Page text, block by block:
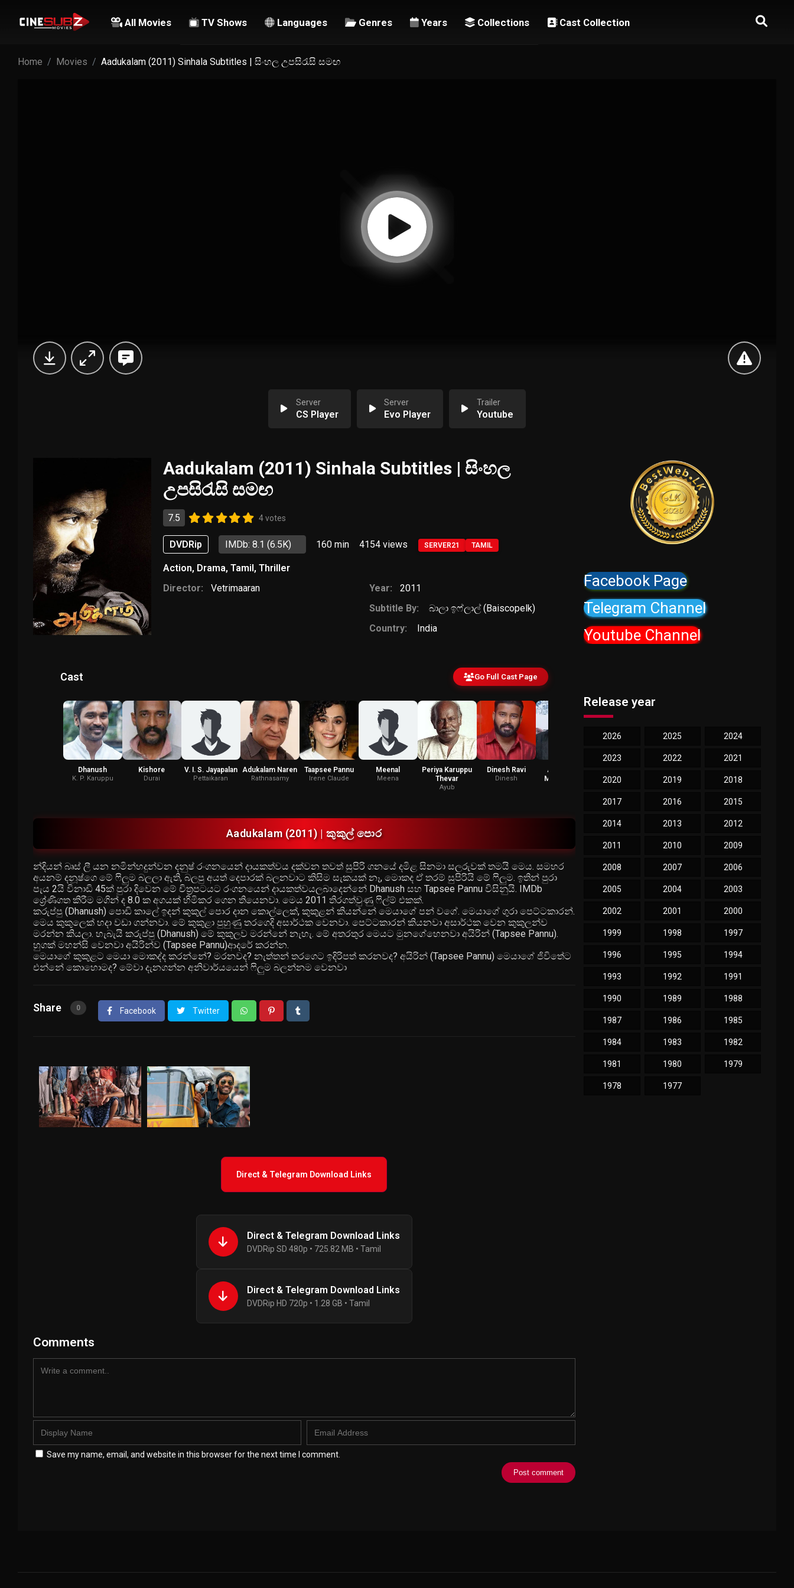
All Movies TV Shows Languages Genres Years Collections Cast Collection
Home Movies Aadukalam (2011) Sinhala Subtitles | සිංහල උපසිරැසි සමඟ
Server
CS Player
Server
Evo Player
Trailer
Youtube
Aadukalam (2011) Sinhala Subtitles | සිංහල
උපසිරැසි සමඟ
7.5 4 votes
DVDRip IMDb: 8.1(6.5K) 160 min 4154 views SERVER21 TAMIL
Action, Drama, Tamil , Thriller
Director:
Vetrimaaran Year:
2011
Subtitle By:
බාලා ඉෆ්ලාල් (Baiscopelk)
Country:
India
Cast Go Full Cast Page
Dhanush
K. P. Karuppu
Kishore
Durai
V. I. S. Jayapalan
Pettaikaran
Adukalam Naren
Rathnasamy
Taapsee Pannu
Irene Claude
Meenal
Meena
Periya Karuppu
Thevar
Ayub
Dinesh Ravi
Dinesh
Aadukalam
Murugadoss
Nicholas
Aadukalam (2011) | කුකුල් පොර
න්දියන් බෘස් ලී යන නමින්හදුන්වන දනුෂ් රංගනයෙන් දායකත්වය දක්වන තවත් සුපිරි ගනයේ දමිළ සිනමා සලරුවක් තමයි මෙය. සමහර
අයනම් දනූෂ්ගෙ මේ ෆිලුම බලලා ඇති, බලපු අයත් දෙපාරක් බලනවාට කිසිම සැකයක් නෑ, මොකද ඒ තරම් සුපිරියි මේ ෆිලුම. ඉතින් පුරා
පැය 2යි විනාඩි 45ක් පුරා දිවෙන මේ චිත්‍රපටයට රංගනයෙන් දායකත්වයලබාදෙන්නේ Dhanush සහ Tapsee Pannu විසිනුයි. IMDb
ශ්‍රේණිගත කිරීම මගින් ද 8.0 ක අගයක් හිමිකර ගෙන තියෙනවා. මෙය 2011 තිරගත්වුණු ෆිල්ම් එකක්.
කරුප්පු (Dhanush) පොඩි කාලේ ඉදන් කුකුල් පොර දාන කොල්ලෙක්, කුකුළන් කියන්නේ මෙයාගේ පන් වගේ. මෙයාගේ ගුරා පෙට්ටකාරන්.
මෙය කුකුලෙක් හදා වඩා ගන්නවා. මේ කුකුළා පුහුණු තරගෙදි අසාර්ථක වෙනවා. පෙට්ටකාරන් කියනවා අසාර්ථක වෙන කුකුලන්ව
මරන්න කියලා. හැබැයි කරුප්පු (Dhanush) මේ කුකුලව මරන්නේ නැහැ. මේ අතරතුර මෙයට මුනගේහෙනවා අයිරින් (Tapsee Pannu).
හුගක් මහන්සි වෙනවා අයිරින්ව (Tapsee Pannu)ආදරේ කරන්න.
මෙයාගේ කුකුළට මෙයා මොකද්ද කරන්නේ? මරනවද? නැත්තන් තරගෙට ඉදිරිපත් කරනවද? අයිරින් (Tapsee Pannu) මෙයාගේ ජිවිතේට
එන්නේ කොහොමද? මේවා දැනගන්න අනිවාර්යයෙන් ෆිලුම බලන්නම වෙනවා
Share 0 Facebook Twitter
Direct & Telegram Download Links
Direct & Telegram Download Links
DVDRip SD 480p • 725.82 MB • Tamil
Direct & Telegram Download Links
DVDRip HD 720p • 1.28 GB • Tamil
Comments
Save my name, email, and website in this browser for the next time I comment.
Facebook Page
Telegram Channel
Youtube Channel
Release year
2026 2025 2024
2023 2022 2021
2020 2019 2018
2017 2016 2015
2014 2013 2012
2011 2010 2009
2008 2007 2006
2005 2004 2003
2002 2001 2000
1999 1998 1997
1996 1995 1994
1993 1992 1991
1990 1989 1988
1987 1986 1985
1984 1983 1982
1981 1980 1979
1978 1977